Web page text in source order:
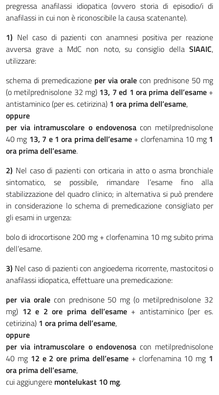
pregressa anafilassi idiopatica (ovvero storia di episodio/i di
anafilassi in cui non è riconoscibile la causa scatenante).
1) Nel caso di pazienti con anamnesi positiva per reazione
avversa grave a MdC non noto, su consiglio della SIAAIC,
utilizzare:
schema di premedicazione per via orale con prednisone 50 mg
(o metilprednisolone 32 mg) 13, 7 ed 1 ora prima dell’esame+
antistaminico (per es. cetirizina) 1 ora prima dell’esame,
oppure
per via intramuscolare o endovenosacon metilprednisolone
40 mg 13, 7 e 1 ora prima dell’esame + clorfenamina 10 mg 1
ora prima dell’esame.
2) Nel caso di pazienti con orticaria in atto o asma bronchiale
sintomatico, se possibile, rimandare l’esame fino alla
stabilizzazione del quadro clinico; in alternativa si può prendere
in considerazione lo schema di premedicazione consigliato per
gli esami in urgenza:
bolo di idrocortisone 200 mg + clorfenamina 10 mg subito prima
dell’esame.
3) Nel caso di pazienti con angioedema ricorrente, mastocitosi o
anafilassi idiopatica, effettuare una premedicazione:
per via oralecon prednisone 50 mg (o metilprednisolone 32
mg) 12 e 2 ore prima dell’esame+ antistaminico (per es.
cetirizina) 1 ora prima dell’esame,
oppure
per via intramuscolare o endovenosacon metilprednisolone
40 mg 12 e 2 ore prima dell’esame+ clorfenamina 10 mg 1
ora prima dell’esame,
cui aggiungere montelukast 10 mg.